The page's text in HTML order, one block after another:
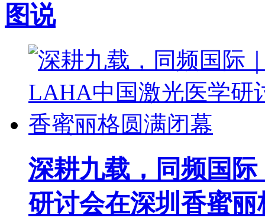
图说
深耕九载，同频国
研讨会在深圳香蜜